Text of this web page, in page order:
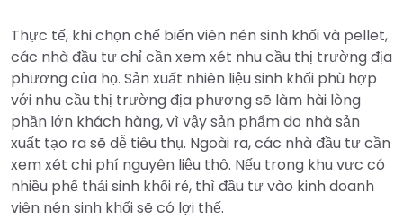
Thực tế, khi chọn chế biến viên nén sinh khối và pellet,
các nhà đầu tư chỉ cần xem xét nhu cầu thị trường địa
phương của họ. Sản xuất nhiên liệu sinh khối phù hợp
với nhu cầu thị trường địa phương sẽ làm hài lòng
phần lớn khách hàng, vì vậy sản phẩm do nhà sản
xuất tạo ra sẽ dễ tiêu thụ. Ngoài ra, các nhà đầu tư cần
xem xét chi phí nguyên liệu thô. Nếu trong khu vực có
nhiều phế thải sinh khối rẻ, thì đầu tư vào kinh doanh
viên nén sinh khối sẽ có lợi thế.